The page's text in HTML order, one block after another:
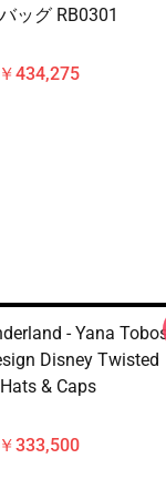
ッグ RB0301
434,275
- Yana
Disney Twisted
& Caps
333,500